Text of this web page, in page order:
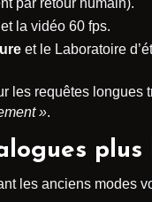
par retour humain).
la vidéo 60 fps.
et le Laboratoire
les requêtes longues
».
plus
les anciens modes